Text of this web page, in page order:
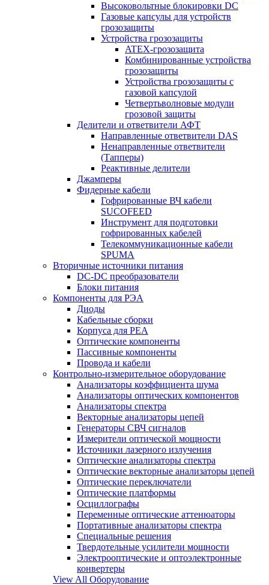
Высоковольтные блокировки DC
Газовые капсулы для устройств
грозозащиты
Устройства грозозащиты
ATEX-грозозащита
Комбинированные устройства
грозозащиты
Устройства грозозащиты с
газовой капсулой
Четвертьволновые модули
грозовой защиты
Делители и ответвители АФТ
Направленные ответвители DAS
Ненаправленные ответвители
(Тапперы)
Реактивные делители
Джамперы
Фидерные кабели
Гофрированные ВЧ кабели
SUCOFEED
Инструмент для подготовки
гофрированных кабелей
Телекоммуникационные кабели
SPUMA
Вторичные источники питания
DC-DC преобразователи
Блоки питания
Компоненты для РЭА
Диоды
Кабельные сборки
Корпуса для РЕА
Оптические компоненты
Пассивные компоненты
Провода и кабели
Контрольно-измерительное оборудование
Анализаторы коэффициента шума
Анализаторы оптических компонентов
Анализаторы спектра
Векторные анализаторы цепей
Генераторы СВЧ сигналов
Измерители оптической мощности
Источники лазерного излучения
Оптические анализаторы спектра
Оптические векторные анализаторы цепей
Оптические переключатели
Оптические платформы
Осциллографы
Переменные оптические аттенюаторы
Портативные анализаторы спектра
Специальные решения
Твердотельные усилители мощности
Электрооптические и оптоэлектронные
конвертеры
View All Оборудование